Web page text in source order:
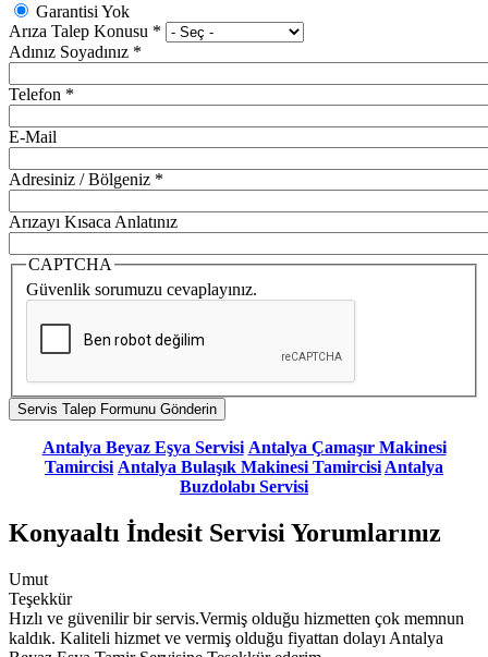
Garantisi Yok
Arıza Talep Konusu *
Adınız Soyadınız *
Telefon *
E-Mail
Adresiniz / Bölgeniz *
Arızayı Kısaca Anlatınız
CAPTCHA
Güvenlik sorumuzu cevaplayınız.
Antalya Beyaz Eşya Servisi Antalya Çamaşır Makinesi
Tamircisi Antalya Bulaşık Makinesi TamircisiAntalya
Buzdolabı Servisi
Konyaaltı İndesit Servisi Yorumlarınız
Umut
Teşekkür
Hızlı ve güvenilir bir servis.Vermiş olduğu hizmetten çok memnun
kaldık. Kaliteli hizmet ve vermiş olduğu fiyattan dolayı Antalya